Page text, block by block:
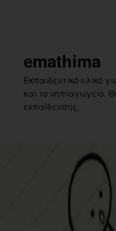
emathima
Εκπαιδευτικό υλικό
και το νηπιαγωγείο.
εκπαίδευσης.